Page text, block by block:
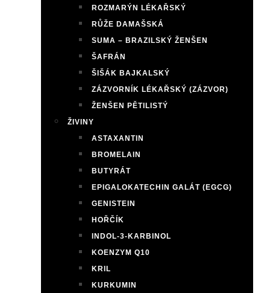
ROZMARÝN LÉKAŘSKÝ
RŮŽE DAMAŠSKÁ
SUMA – BRAZILSKÝ ŽENŠEN
ŠAFRÁN
ŠIŠÁK BAJKALSKÝ
ZÁZVORNÍK LÉKAŘSKÝ (ZÁZVOR)
ŽENŠEN PĚTILISTÝ
ŽIVINY
ASTAXANTIN
BROMELAIN
BUTYRÁT
EPIGALOKATECHIN GALÁT (EGCG)
GENISTEIN
HOŘČÍK
INDOL-3-KARBINOL
KOENZYM Q10
KRIL
KURKUMIN